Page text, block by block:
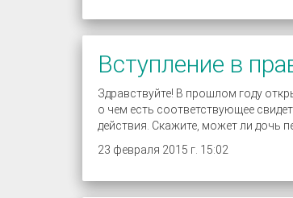
Вступление в
Здравствуйте! В прошлом году
о чем есть соответствующее
действия. Скажите, может ли дочь
23 февраля 2015 г. 15:02